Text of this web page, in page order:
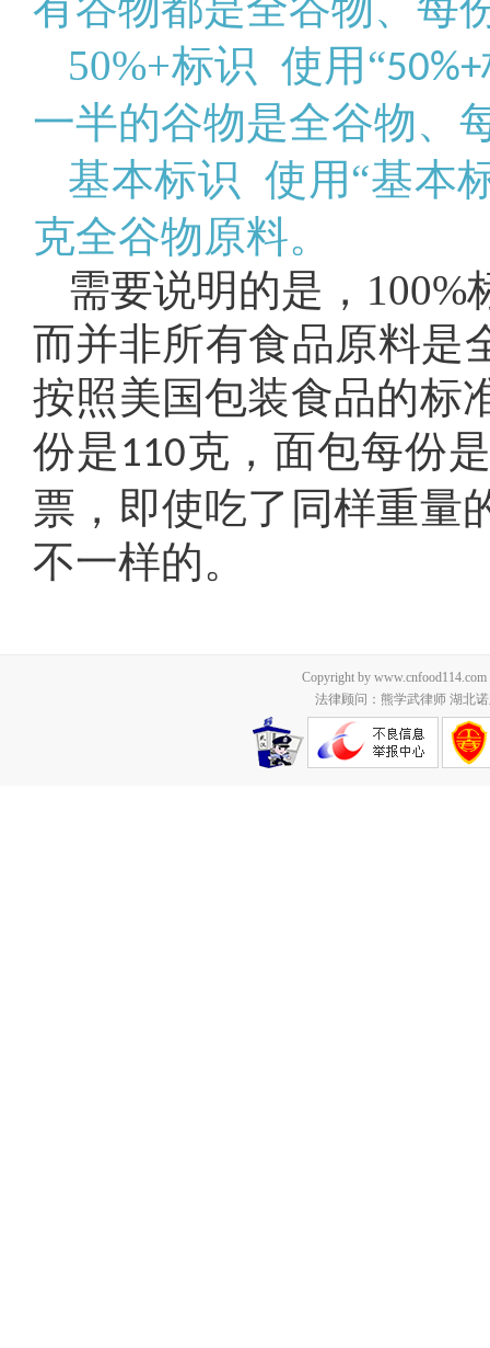
50%+标识 使用“50%+
一半的谷物是全谷物、
基本标识 使用“基本
克全谷物原料。
需要说明的是，
而并非所有食品原料是
按照美国包装食品的标
份是110克，面包每份
票，即使吃了同样重量
不一样的。
Copyright by
法律顾问：熊学武律师 湖北